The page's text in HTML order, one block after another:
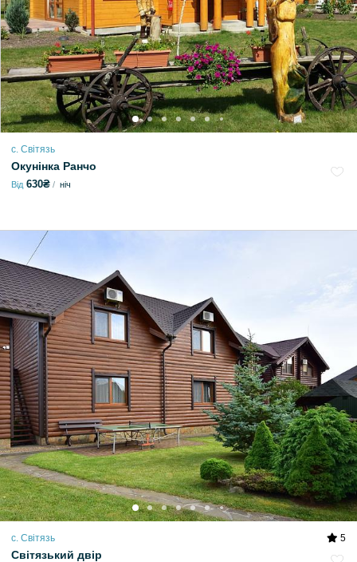
с. Світязь
Окунінка Ранчо
Від 630₴ ніч
с. Світязь 5
Світязький двір